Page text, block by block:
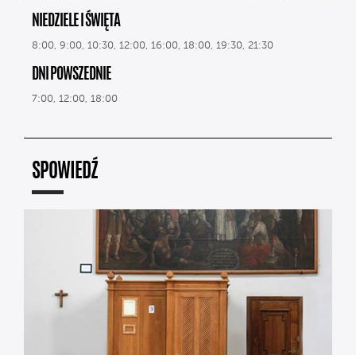
NIEDZIELE I ŚWIĘTA
8:00, 9:00, 10:30, 12:00, 16:00, 18:00, 19:30, 21:30
DNI POWSZEDNIE
7:00, 12:00, 18:00
SPOWIEDŹ